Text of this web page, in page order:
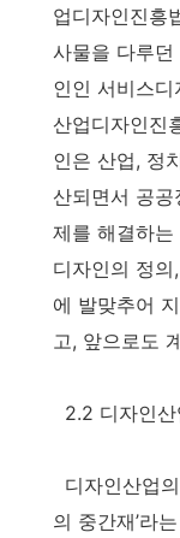
업디자인진흥
사물을 다루
인인 서비스디
산업디자인진
인은 산업, 정
산되면서 공
제를 해결하
디자인의 정
에 발맞추어
고, 앞으로도
2.2 디자인산
디자인산업
의 중간재’라